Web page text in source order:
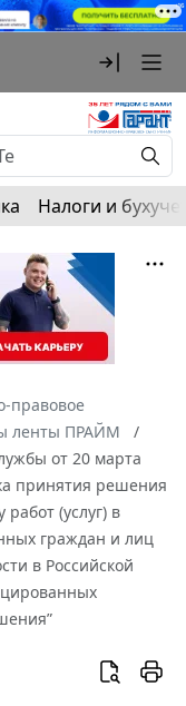
Налоги и
правовое
ленты ПРАЙМ
от 20 марта
принятия решения
(услуг) в
граждан и лиц
в Российской